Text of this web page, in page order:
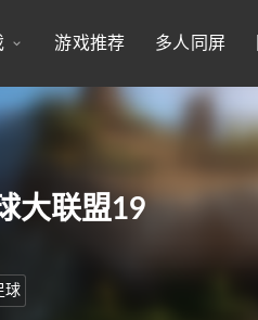
游戏推荐 多人同屏
大联盟19
球